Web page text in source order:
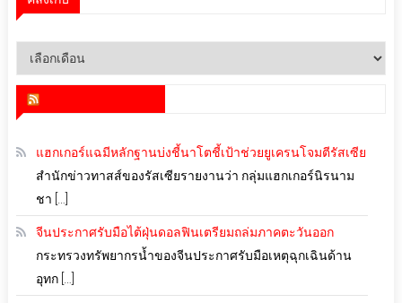
คลัง
แฮกเกอร์แฉมีหลักฐานบ่งชี้นาโตชี้เป้าช่วยยูเครนโจมตีรัสเซีย
สำนักข่าวทาสส์ของรัสเซียรายงานว่า กลุ่มแฮกเกอร์นิรนาม
ชา […]
จีนประกาศรับมือไต้ฝุ่นดอลฟินเตรียมถล่มภาคตะวันออก
กระทรวงทรัพยากรน้ำของจีนประกาศรับมือเหตุฉุกเฉินด้าน
อุทก […]